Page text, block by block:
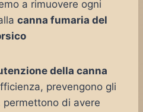
a rimuovere ogni
canna fumaria del
della canna
prevengono gli
di avere